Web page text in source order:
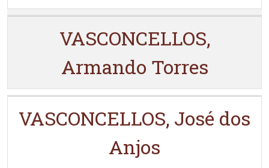
VASCONCELLOS,
Armando Torres
VASCONCELLOS, José dos
Anjos